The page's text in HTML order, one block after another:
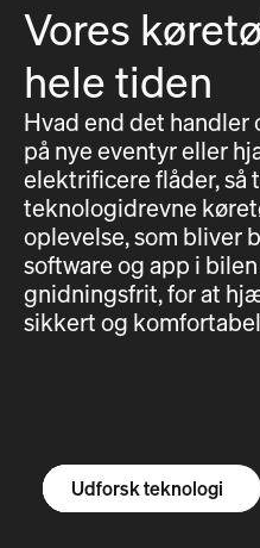
Vores
hele tiden
Hvad end det handler
på nye eventyr eller
elektrificere flåder, så
teknologidrevne
oplevelse, som bliver
software og app i
gnidningsfrit, for at
sikkert og
Udforsk R1S
Udforsk R1T
Udforsk varevogne
Udforsk teknologi